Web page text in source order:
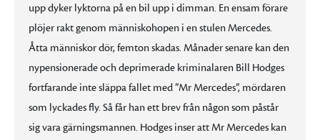
upp dyker lyktorna på en bil upp i dimman. En ensam förare
plöjer rakt genom människohopen i en stulen Mercedes.
Åtta människor dör, femton skadas. Månader senare kan den
nypensionerade och deprimerade kriminalaren Bill Hodges
fortfarande inte släppa fallet med ”Mr Mercedes”, mördaren
som lyckades fly. Så får han ett brev från någon som påstår
sig vara gärningsmannen. Hodges inser att Mr Mercedes kan